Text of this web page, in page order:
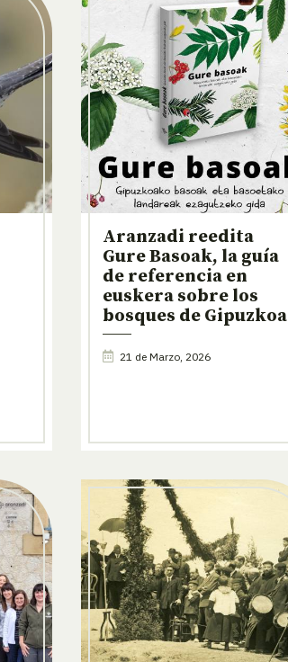
Aranzadi reedita
Gure Basoak, la guía
de referencia en
euskera sobre los
bosques de Gipuzkoa
21 de Marzo, 2026